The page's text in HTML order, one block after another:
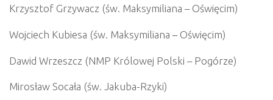
Krzysztof Grzywacz (św. Maksymiliana – Oświęcim)
Wojciech Kubiesa (św. Maksymiliana – Oświęcim)
Dawid Wrzeszcz (NMP Królowej Polski – Pogórze)
Mirosław Socała (św. Jakuba-Rzyki)